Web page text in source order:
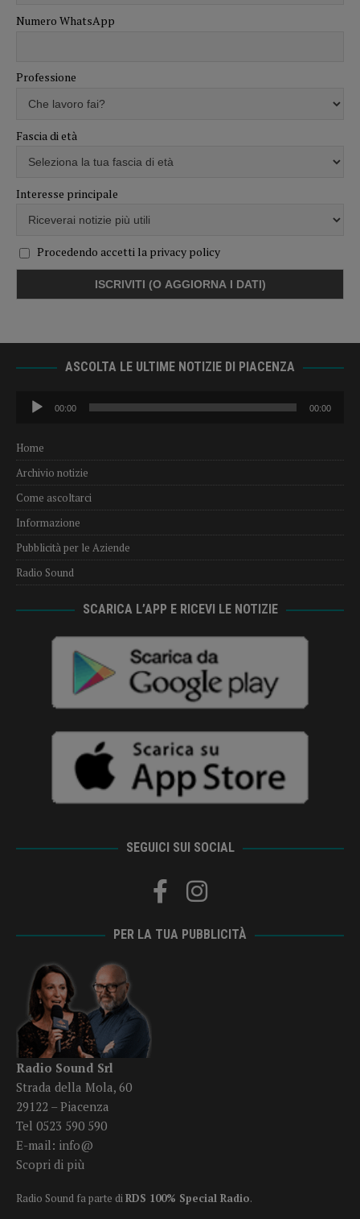
Numero WhatsApp
Professione
Fascia di età
Interesse principale
Procedendo accetti la privacy policy
ASCOLTA LE ULTIME NOTIZIE DI PIACENZA
Audio
Player
00:00 00:00
Home
Archivio notizie
Come ascoltarci
Informazione
Pubblicità per le Aziende
Radio Sound
SCARICA L’APP E RICEVI LE NOTIZIE
SEGUICI SUI SOCIAL
PER LA TUA PUBBLICITÀ
Radio Sound Srl
Strada della Mola, 60
29122 – Piacenza
Tel 0523 590 590
E-mail: info@
Scopri di più
Radio Sound fa parte diRDS 100% Special Radio.